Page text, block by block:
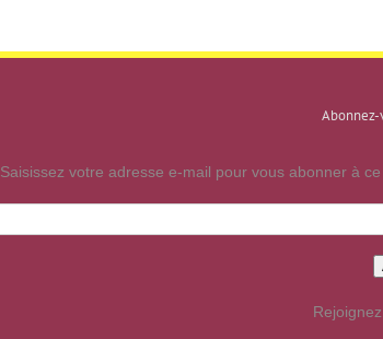
Abonnez-
Saisissez votre adresse e-mail pour vous abonner à